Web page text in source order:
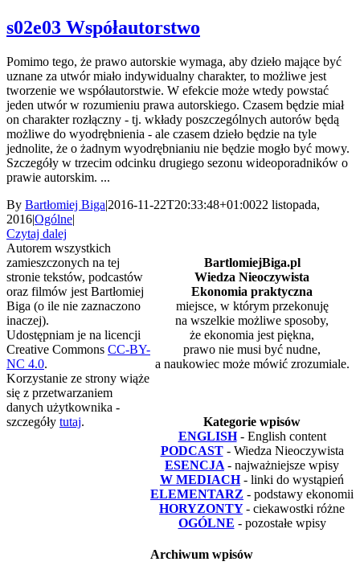
s02e03 Współautorstwo
Pomimo tego, że prawo autorskie wymaga, aby dzieło mające być
uznane za utwór miało indywidualny charakter, to możliwe jest
tworzenie we współautorstwie. W efekcie może wtedy powstać
jeden utwór w rozumieniu prawa autorskiego. Czasem będzie miał
on charakter rozłączny - tj. wkłady poszczególnych autorów będą
możliwe do wyodrębnienia - ale czasem dzieło będzie na tyle
jednolite, że o żadnym wyodrębnianiu nie będzie mogło być mowy.
Szczegóły w trzecim odcinku drugiego sezonu wideoporadników o
prawie autorskim. ...
By Bartłomiej Biga|2016-11-22T20:33:48+01:0022 listopada,
2016|Ogólne|
Czytaj dalej
BartlomiejBiga.pl
Wiedza Nieoczywista
Ekonomia praktyczna
miejsce, w którym przekonuję
na wszelkie możliwe sposoby,
że ekonomia jest piękna,
prawo nie musi być nudne,
a naukowiec może mówić zrozumiale.
Kategorie wpisów
ENGLISH - English content
PODCAST - Wiedza Nieoczywista
ESENCJA - najważniejsze wpisy
W MEDIACH - linki do wystąpień
ELEMENTARZ - podstawy ekonomii
HORYZONTY - ciekawostki różne
OGÓLNE - pozostałe wpisy
Archiwum wpisów
Autorem wszystkich
zamieszczonych na tej
stronie tekstów, podcastów
oraz filmów jest Bartłomiej
Biga (o ile nie zaznaczono
inaczej).
Udostępniam je na licencji
Creative Commons CC-BY-
NC 4.0.
Korzystanie ze strony wiąże
się z przetwarzaniem
danych użytkownika -
szczegóły tutaj.